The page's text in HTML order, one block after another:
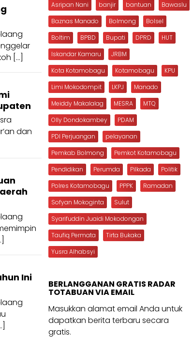
[…]
dan
Ini
Asripan Nani
banjir bantuan
Bawaslu
Baznas Manado
Bolmong
Bolsel
Boltim
BPBD Bupati DPRD
HUT
Iskandar Kamaru
JRBM
Kota Kotamobagu
Kotamobagu
KPU
Limi Mokodompit
LKPJ
Manado
Meiddy Makalalag
MESRA
MTQ
Olly Dondokambey
PDAM
PDI Perjuangan
pelayanan
Pemkab Bolmong
Pemkot Kotamobagu
Pendidikan
Perumda Pilkada
Politik
Polres Kotamobagu
PPPK
Ramadan
Sofyan Mokoginta
Sulut
Syarifuddin Juaidi Mokodongan
Taufiq Permata
Tirta Bukaka
Yusra Alhabsyi
BERLANGGANAN GRATIS RADAR
TOTABUAN VIA EMAIL
Masukkan alamat email Anda untuk
dapatkan berita terbaru secara
gratis.